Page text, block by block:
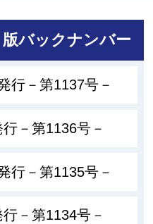
バックナンバー
行－第1137号－
－第1136号－
行－第1135号－
－第1134号－